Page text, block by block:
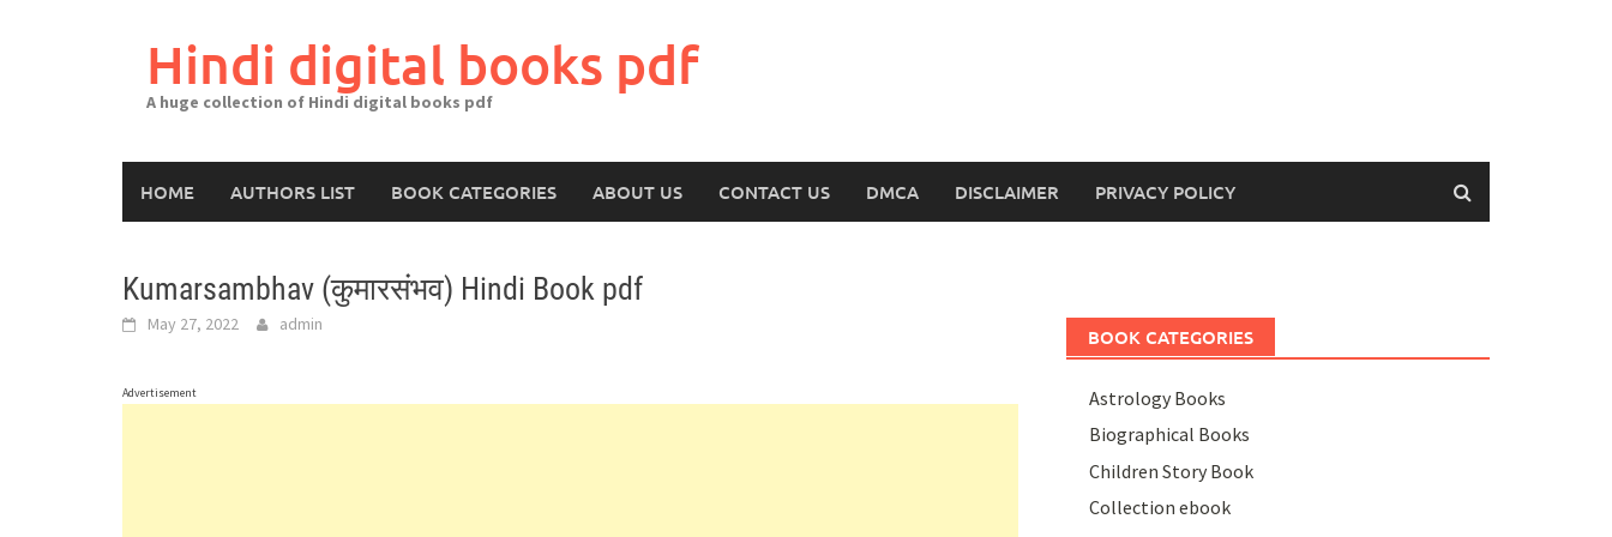
Hindi digital books pdf
A huge collection of Hindi digital books pdf
HOME AUTHORS LIST BOOK CATEGORIES ABOUT US CONTACT US DMCA DISCLAIMER PRIVACY POLICY
Kumarsambhav (कुमारसंभव) Hindi Book pdf
May 27, 2022 admin
Advertisement
BOOK CATEGORIES
Astrology Books
Biographical Books
Children Story Book
Collection ebook